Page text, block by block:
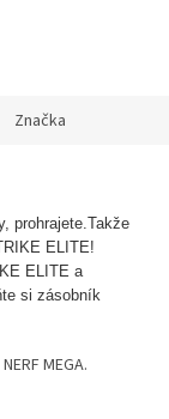
Značka
prohrajete.Takže
ELITE!
ELITE a
si zásobník
MEGA.